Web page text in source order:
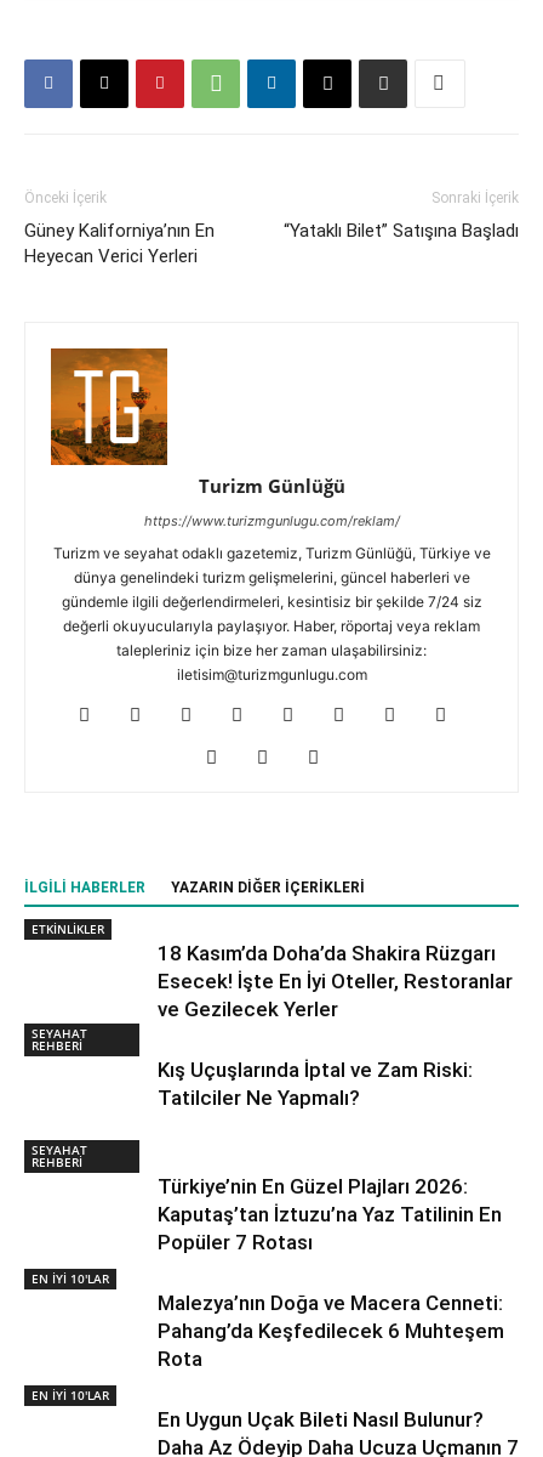
Önceki İçerik
Güney Kaliforniya’nın En
Heyecan Verici Yerleri
Sonraki İçerik
“Yataklı Bilet” Satışına Başladı
Turizm Günlüğü
https://www.turizmgunlugu.com/reklam/
Turizm ve seyahat odaklı gazetemiz, Turizm Günlüğü, Türkiye ve
dünya genelindeki turizm gelişmelerini, güncel haberleri ve
gündemle ilgili değerlendirmeleri, kesintisiz bir şekilde 7/24 siz
değerli okuyucularıyla paylaşıyor. Haber, röportaj veya reklam
talepleriniz için bize her zaman ulaşabilirsiniz:
iletisim@turizmgunlugu.com
İLGILI HABERLER YAZARIN DIĞER İÇERIKLERI
ETKİNLİKLER
18 Kasım’da Doha’da Shakira Rüzgarı
Esecek! İşte En İyi Oteller, Restoranlar
ve Gezilecek Yerler
SEYAHAT
REHBERİ
Kış Uçuşlarında İptal ve Zam Riski:
Tatilciler Ne Yapmalı?
SEYAHAT
REHBERİ
Türkiye’nin En Güzel Plajları 2026:
Kaputaş’tan İztuzu’na Yaz Tatilinin En
Popüler 7 Rotası
EN İYİ 10'LAR
Malezya’nın Doğa ve Macera Cenneti:
Pahang’da Keşfedilecek 6 Muhteşem
Rota
EN İYİ 10'LAR
En Uygun Uçak Bileti Nasıl Bulunur?
Daha Az Ödeyip Daha Ucuza Uçmanın 7